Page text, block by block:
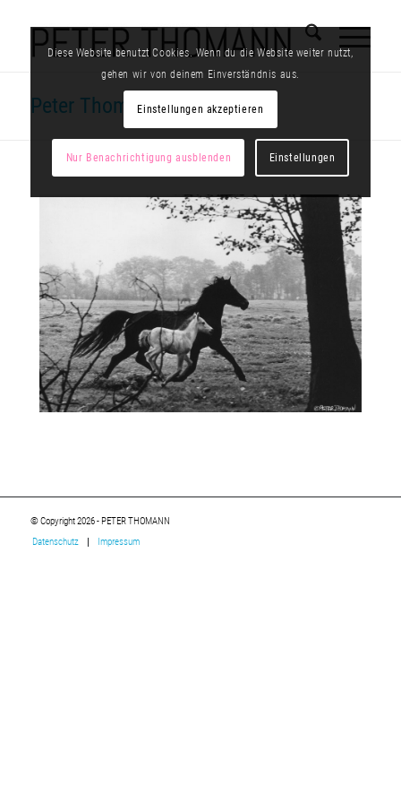
Peter Thomann
© Copyright 2026 - PETER THOMANN
Datenschutz
Impressum
Diese Website benutzt Cookies. Wenn du die Website weiter nutzt,
gehen wir von deinem Einverständnis aus.
Einstellungen akzeptieren
Nur Benachrichtigung ausblenden Einstellungen